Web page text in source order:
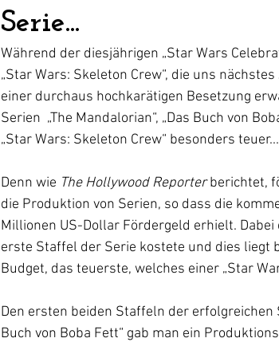
Serie...
Während der diesjährigen „Star Wars
„Star Wars: Skeleton Crew“, die uns
einer durchaus hochkarätigen Besetzung
Serien  „The Mandalorian“, „Das Buch von
„Star Wars: Skeleton Crew“ besonders teuer...
Denn wie The Hollywood Reporter berichtet,
die Produktion von Serien, so dass die
Millionen US-Dollar Fördergeld erhielt.
erste Staffel der Serie kostete und dies liegt
Budget, das teuerste, welches einer „Star
Den ersten beiden Staffeln der erfolgreichen
Buch von Boba Fett“ gab man ein